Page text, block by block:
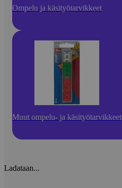
Ompelu ja käsityötarvikkeet
Muut ompelu- ja käsityötarvikkeet
Ladataan...